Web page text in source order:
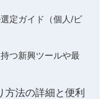
定ガイド（個人/ビ
つ新興ツールや最
方法の詳細と便利